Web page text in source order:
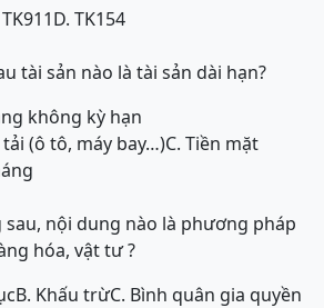
D. TK154
tài sản nào là tài sản dài hạn?
không kỳ hạn
(ô tô, máy bay…)C. Tiền mặt
sau, nội dung nào là phương pháp
hóa, vật tư ?
B. Khấu trừC. Bình quân gia quyền